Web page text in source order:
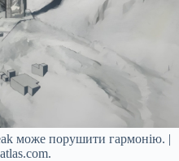
може порушити гармонію. |